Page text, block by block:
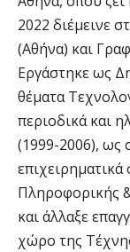
2022 διέμεινε
(Αθήνα) και
Εργάστηκε ως
θέματα
περιοδικά και
(1999-2006), ως
Πληροφορικής
και άλλαξε
χώρο της